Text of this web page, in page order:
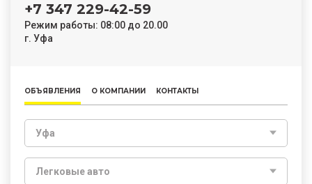
+7 347 229-42-59
Режим работы: 08:00 до 20.00
г. Уфа
ОБЪЯВЛЕНИЯ О КОМПАНИИ КОНТАКТЫ
Уфа
Легковые авто